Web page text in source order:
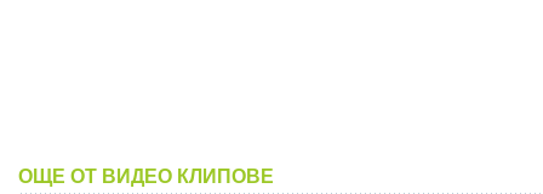
ОЩЕ ОТ ВИДЕО КЛИПОВЕ